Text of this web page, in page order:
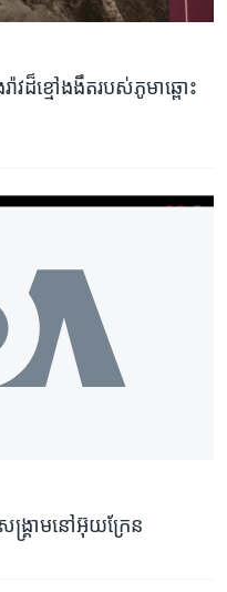
ដ៏​ខ្មៅ​ងងឹត​របស់​ភូមា​ឆ្ពោះ​
ង្គ្រាម​នៅ​អ៊ុយក្រែន